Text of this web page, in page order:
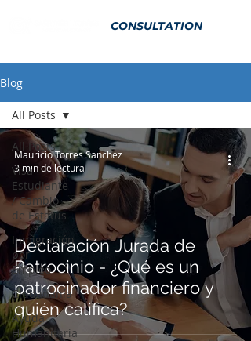
CONSULTATION
Blog
All Posts
Visa
Estudiante
/ Cambio
de Estatus
Inmigración
por
Empleo
Ciudadanía
Ayuda
Humanitaria
All Posts
Declaración Jurada de
Patrocinio - ¿Qué es un
patrocinador financiero y
quién califica?
Mauricio Torres Sanchez
3 min de lectura